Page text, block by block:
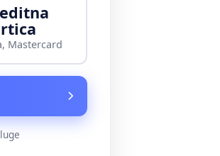
Mastercard